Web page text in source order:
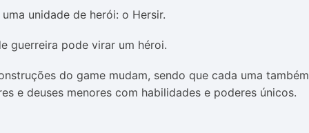
unidade de herói: o Hersir.
guerreira pode virar um héroi.
do game mudam, sendo que cada uma também
e deuses menores com habilidades e poderes únicos.